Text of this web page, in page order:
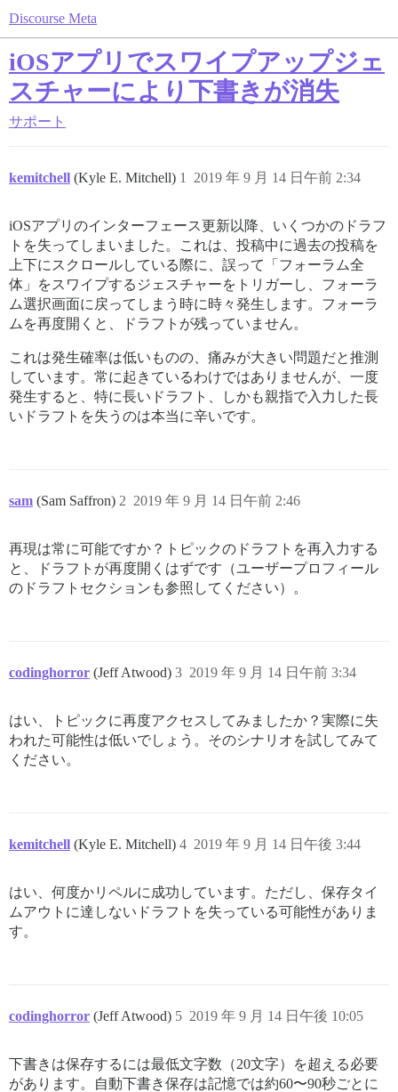
Discourse Meta
iOSアプリでスワイプアップジェ
スチャーにより下書きが消失
サポート
kemitchell (Kyle E. Mitchell) 2019 年 9 月 14 日午前 2:34
1
iOSアプリのインターフェース更新以降、いくつかのドラフ
トを失ってしまいました。これは、投稿中に過去の投稿を
上下にスクロールしている際に、誤って「フォーラム全
体」をスワイプするジェスチャーをトリガーし、フォーラ
ム選択画面に戻ってしまう時に時々発生します。フォーラ
ムを再度開くと、ドラフトが残っていません。
これは発生確率は低いものの、痛みが大きい問題だと推測
しています。常に起きているわけではありませんが、一度
発生すると、特に長いドラフト、しかも親指で入力した長
いドラフトを失うのは本当に辛いです。
sam (Sam Saffron) 2019 年 9 月 14 日午前 2:46
2
再現は常に可能ですか？トピックのドラフトを再入力する
と、ドラフトが再度開くはずです（ユーザープロフィール
のドラフトセクションも参照してください）。
codinghorror (Jeff Atwood) 2019 年 9 月 14 日午前 3:34
3
はい、トピックに再度アクセスしてみましたか？実際に失
われた可能性は低いでしょう。そのシナリオを試してみて
ください。
kemitchell (Kyle E. Mitchell) 2019 年 9 月 14 日午後 3:44
4
はい、何度かリペルに成功しています。ただし、保存タイ
ムアウトに達しないドラフトを失っている可能性がありま
す。
codinghorror (Jeff Atwood) 2019 年 9 月 14 日午後 10:05
5
下書きは保存するには最低文字数（20文字）を超える必要
があります。自動下書き保存は記憶では約60〜90秒ごとに